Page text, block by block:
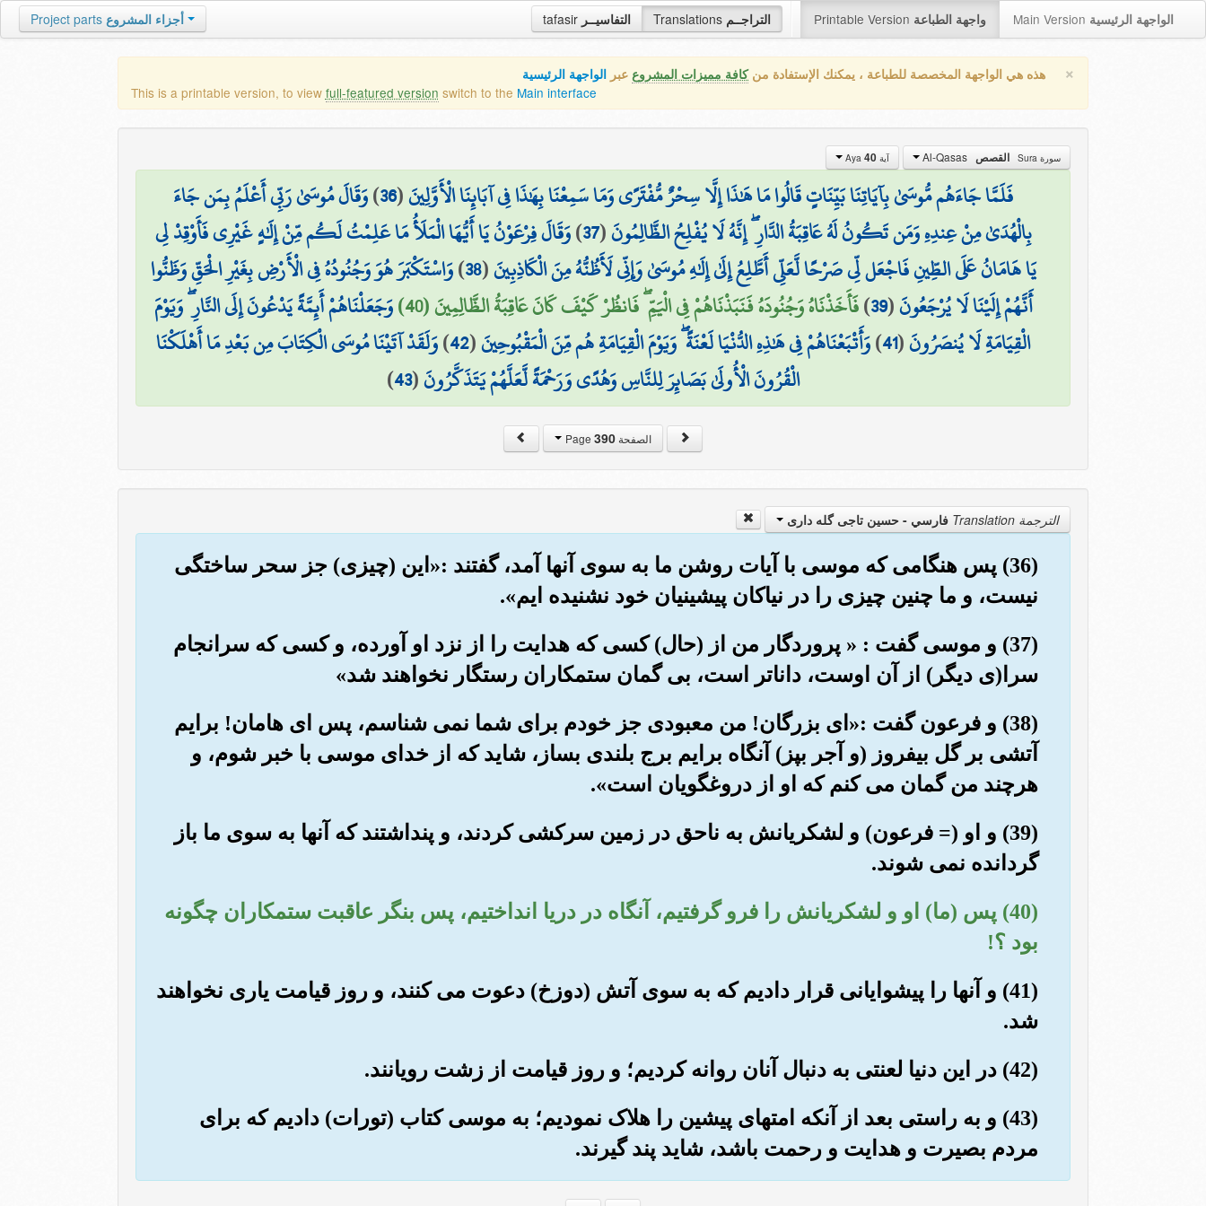
tafasir التفاسيــر Translations التراجــم Printable Version واجهة الطباعة Main Version الواجهة الرئيسية Project parts أجزاء المشروع
× هذه هي الواجهة المخصصة للطباعة ، يمكنك الإستفادة منكافة مميزات المشروع عبر الواجهة الرئيسية
This is a printable version, to view full-featured version switch to the Main interface
سورة Sura القصص آية Aya 40
فَلَمَّا جَاءَهُم مُّوسَىٰ بِآيَاتِنَا بَيِّنَاتٍ قَالُوا مَا هَٰذَا إِلَّا سِحْرٌ مُّفْتَرًى وَمَا سَمِعْنَا بِهَٰذَا فِي آبَائِنَا الْأَوَّلِينَ(
36
)وَقَالَ مُوسَىٰ رَبِّي أَعْلَمُ بِمَن جَاءَ
بِالْهُدَىٰ مِنْ عِندِهِ وَمَن تَكُونُ لَهُ عَاقِبَةُ الدَّارِ ۖ إِنَّهُ لَا يُفْلِحُ الظَّالِمُونَ(
37
)وَقَالَ فِرْعَوْنُ يَا أَيُّهَا الْمَلَأُ مَا عَلِمْتُ لَكُم مِّنْ إِلَٰهٍ غَيْرِي فَأَوْقِدْ لِي
يَا هَامَانُ عَلَى الطِّينِ فَاجْعَل لِّي صَرْحًا لَّعَلِّي أَطَّلِعُ إِلَىٰ إِلَٰهِ مُوسَىٰ وَإِنِّي لَأَظُنُّهُ مِنَ الْكَاذِبِينَ(
38
)وَاسْتَكْبَرَ هُوَ وَجُنُودُهُ فِي الْأَرْضِ بِغَيْرِ الْحَقِّ وَظَنُّوا
أَنَّهُمْ إِلَيْنَا لَا يُرْجَعُونَ(
39
)فَأَخَذْنَاهُ وَجُنُودَهُ فَنَبَذْنَاهُمْ فِي الْيَمِّ ۖ فَانظُرْ كَيْفَ كَانَ عَاقِبَةُ الظَّالِمِينَ (40)
وَجَعَلْنَاهُمْ أَئِمَّةً يَدْعُونَ إِلَى النَّارِ ۖ وَيَوْمَ
الْقِيَامَةِ لَا يُنصَرُونَ(
41
)وَأَتْبَعْنَاهُمْ فِي هَٰذِهِ الدُّنْيَا لَعْنَةً ۖ وَيَوْمَ الْقِيَامَةِ هُم مِّنَ الْمَقْبُوحِينَ(
42
)وَلَقَدْ آتَيْنَا مُوسَى الْكِتَابَ مِن بَعْدِ مَا أَهْلَكْنَا
الْقُرُونَ الْأُولَىٰ بَصَائِرَ لِلنَّاسِ وَهُدًى وَرَحْمَةً لَّعَلَّهُمْ يَتَذَكَّرُونَ(
43
)
الصفحة Page390
الترجمة Translation فارسي - حسین تاجی گله داری
(36) پس هنگامی که موسی با آیات روشن ما به سوی آنها آمد، گفتند :«این (چیزی) جز سحر ساختگی
نیست، و ما چنین چیزی را در نیاکان پیشینیان خود نشنیده ایم».
(37) و موسی گفت : « پروردگار من از (حال) کسی که هدایت را از نزد او آورده، و کسی که سرانجام
سرا(ی دیگر) از آن اوست، داناتر است، بی گمان ستمکاران رستگار نخواهند شد»
(38) و فرعون گفت :«ای بزرگان! من معبودی جز خودم برای شما نمی شناسم، پس ای هامان! برایم
آتشی بر گل بیفروز (و آجر بپز) آنگاه برایم برج بلندی بساز، شاید که از خدای موسی با خبر شوم، و
هرچند من گمان می کنم که او از دروغگویان است».
(39) و او (= فرعون) و لشکریانش به ناحق در زمین سرکشی کردند، و پنداشتند که آنها به سوی ما باز
گردانده نمی شوند.
(40) پس (ما) او و لشکریانش را فرو گرفتیم، آنگاه در دریا انداختیم، پس بنگر عاقبت ستمکاران چگونه
بود ؟!
(41) و آنها را پیشوایانی قرار دادیم که به سوی آتش (دوزخ) دعوت می کنند، و روز قیامت یاری نخواهند
شد.
(42) در این دنیا لعنتی به دنبال آنان روانه کردیم؛ و روز قیامت از زشت رویانند.
(43) و به راستی بعد از آنکه امتهای پیشین را هلاک نمودیم؛ به موسی کتاب (تورات) دادیم که برای
مردم بصیرت و هدایت و رحمت باشد، شاید پند گیرند.